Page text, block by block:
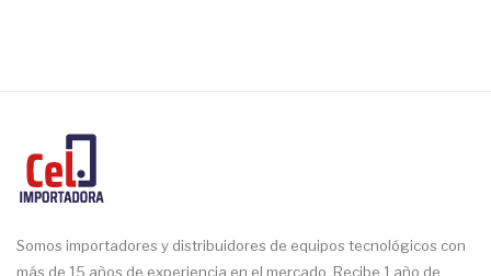
Somos importadores y distribuidores de equipos tecnológicos con
más de 15 años de experiencia en el mercado. Recibe 1 año de